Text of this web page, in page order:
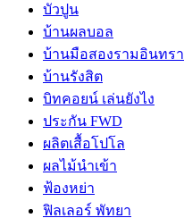
บัวปูน
บ้านผลบอล
บ้านมือสองรามอินทรา
บ้านรังสิต
บิทคอยน์ เล่นยังไง
ประกัน FWD
ผลิตเสื้อโปโล
ผลไม้นำเข้า
ฟ้องหย่า
ฟิลเลอร์ พัทยา